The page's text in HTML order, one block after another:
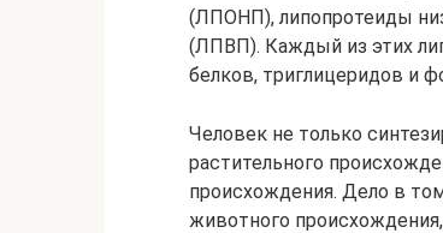
(ЛПОНП), липопротеиды
(ЛПВП). Каждый из этих
белков, триглицеридов и
Человек не только
растительного
происхождения. Дело в
животного